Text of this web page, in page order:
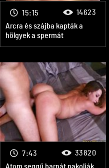
Arcra és szájba kapták a
hölgyek a spermát
15:15
14623
7:43
33820